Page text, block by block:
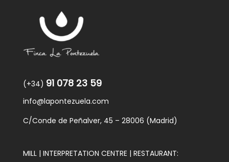
(+34) 91 078 23 59
info@lapontezuela.com
C/Conde de Peñalver, 45 – 28006 (Madrid)
MILL | INTERPRETATION CENTRE | RESTAURANT: